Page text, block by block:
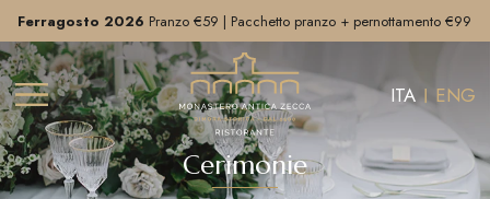
Ferragosto 2026 Pranzo €59 | Pacchetto pranzo + pernottamento €99
-Scopri >
ITA ENG
Cerimonie